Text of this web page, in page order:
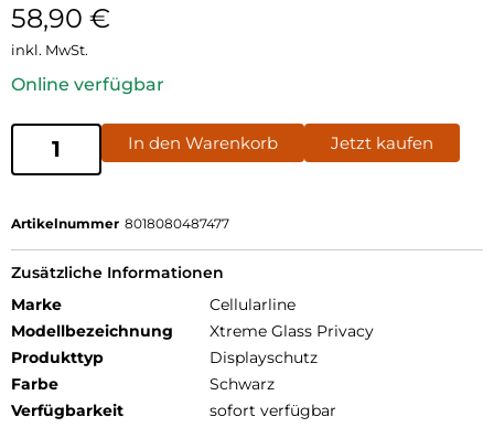
58,90 €
inkl. MwSt.
Online verfügbar
In den Warenkorb Jetzt kaufen
Artikelnummer 8018080487477
Zusätzliche Informationen
Marke
Cellularline
Modellbezeichnung
Xtreme Glass Privacy
Produkttyp
Displayschutz
Farbe
Schwarz
Verfügbarkeit
sofort verfügbar